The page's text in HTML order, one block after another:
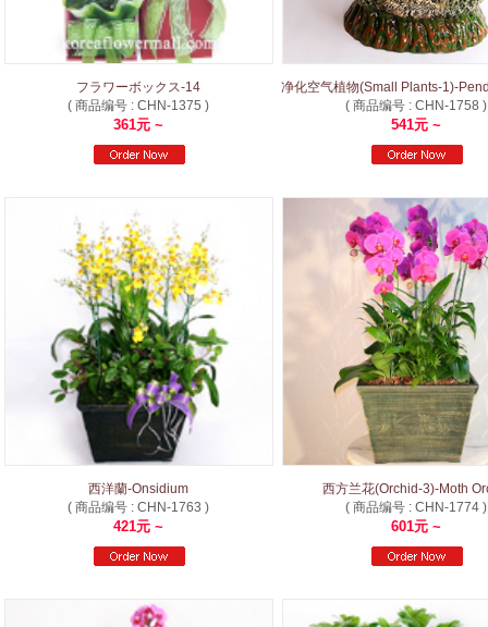
フラワーボックス-14
( 商品编号 : CHN-1375 )
361元 ~
净化空气植物(Small Plants-1)-
( 商品编号 : CHN-1758 )
541元 ~
西洋蘭-Onsidium
( 商品编号 : CHN-1763 )
421元 ~
西方兰花(Orchid-3)-Moth
( 商品编号 : CHN-1774 )
601元 ~